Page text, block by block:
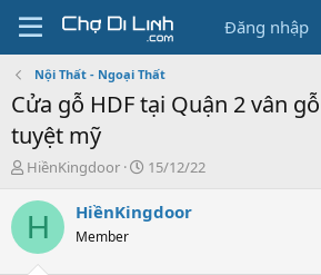
Đăng nhập
Nội Thất - Ngoại Thất
Cửa gỗ HDF tại Quận 2 vân
tuyệt mỹ
T
r
e
a
HiềnKingdoor
N
à
y
15/12/22
H HiềnKingdoor
Member